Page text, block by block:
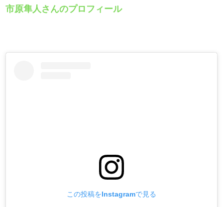
市原隼人さんのプロフィール
この投稿をInstagramで見る